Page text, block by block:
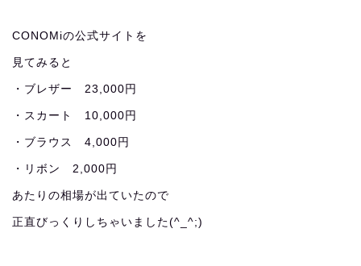
CONOMiの公式サイトを
見てみると
・ブレザー 23,000円
・スカート 10,000円
・ブラウス 4,000円
・リボン 2,000円
あたりの相場が出ていたので
正直びっくりしちゃいました(^_^;)